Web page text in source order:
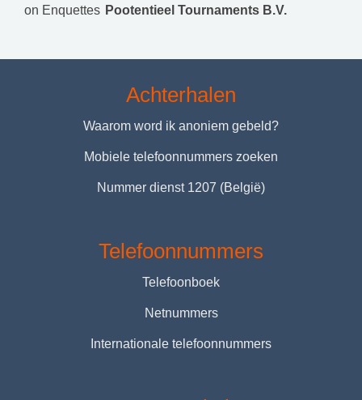
on Enquettes Pootentieel Tournaments B.V.
Achterhalen
Waarom word ik anoniem gebeld?
Mobiele telefoonnummers zoeken
Nummer dienst 1207 (België)
Telefoonnummers
Telefoonboek
Netnummers
Internationale telefoonnummers